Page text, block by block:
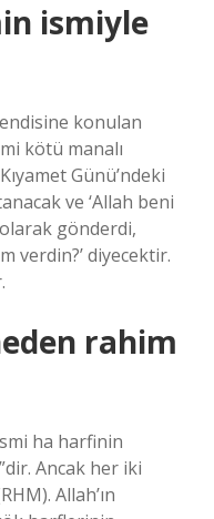
ismiyle
konulan
kötü manalı
Günü’ndeki
ve ‘Allah beni
gönderdi,
verdin?’ diyecektir.
rahim
ha harfinin
Ancak her iki
Allah’ın